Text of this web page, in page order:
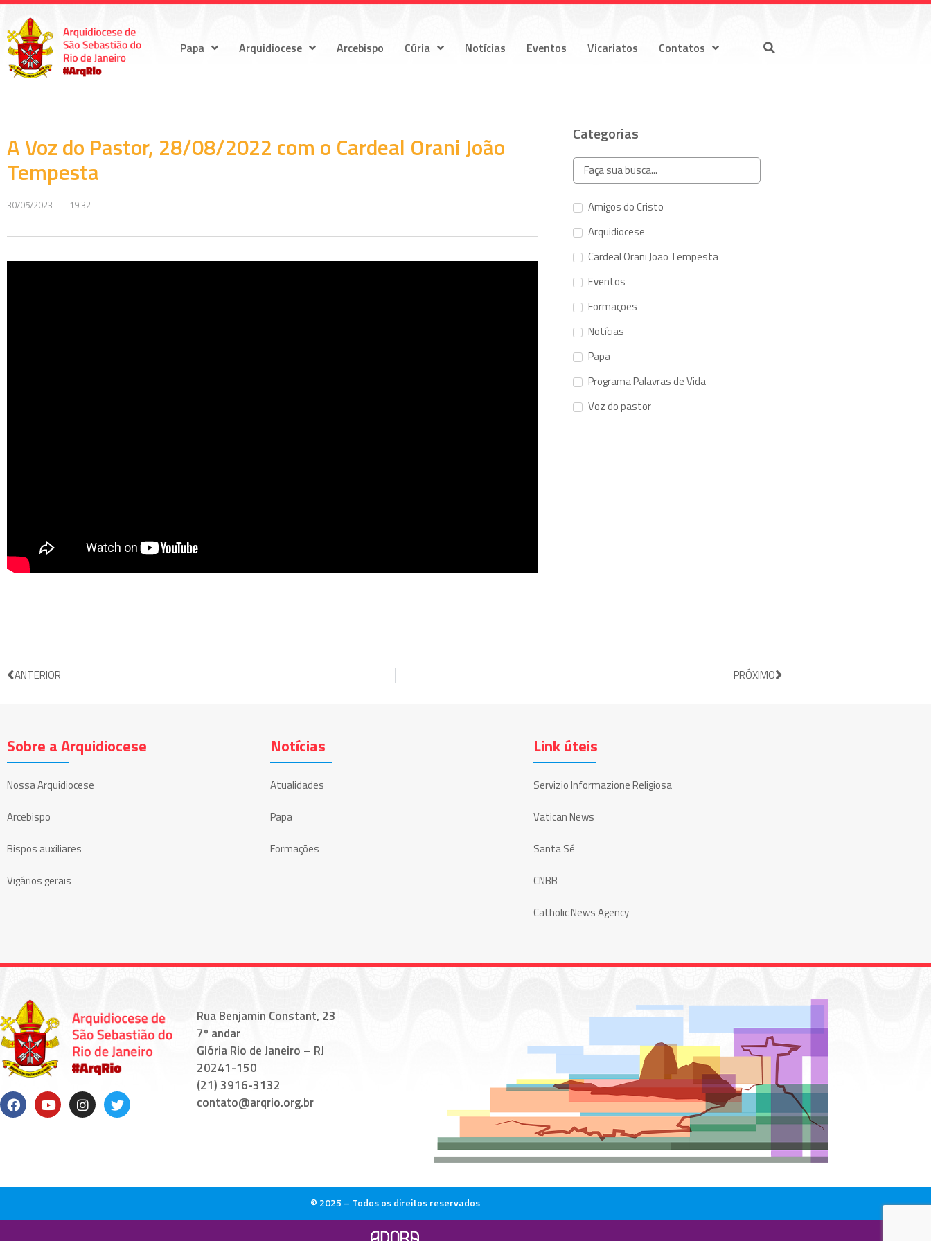
Papa Arquidiocese Arcebispo Cúria Notícias Eventos Vicariatos Contatos
A Voz do Pastor, 28/08/2022 com o Cardeal Orani João
Tempesta
30/05/2023 19:32
Categorias
Amigos do Cristo
Arquidiocese
Cardeal Orani João Tempesta
Eventos
Formações
Notícias
Papa
Programa Palavras de Vida
Voz do pastor
ANTERIOR PRÓXIMO
Sobre a Arquidiocese
Nossa Arquidiocese
Arcebispo
Bispos auxiliares
Vigários gerais
Notícias
Atualidades
Papa
Formações
Link úteis
Servizio Informazione Religiosa
Vatican News
Santa Sé
CNBB
Catholic News Agency
Rua Benjamin Constant, 23
7º andar
Glória Rio de Janeiro – RJ
20241-150
(21) 3916-3132
contato@arqrio.org.br
© 2025 – Todos os direitos reservados